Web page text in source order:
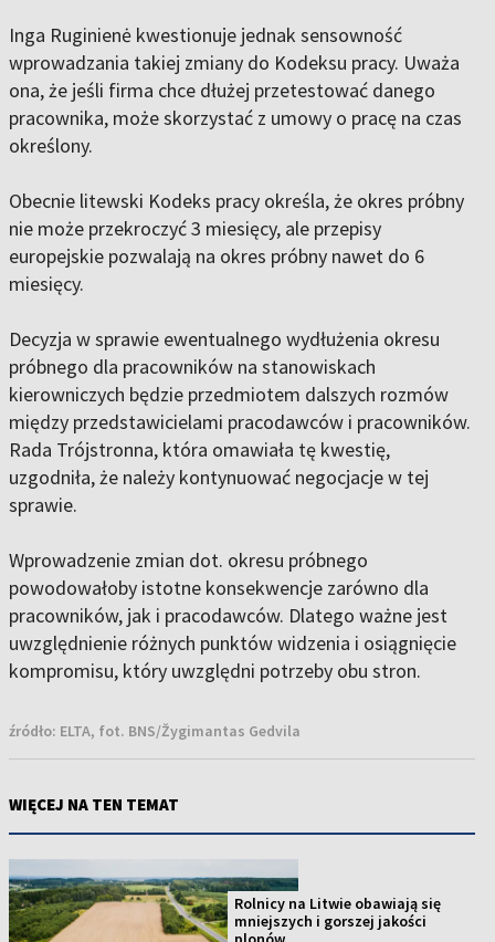
Inga Ruginienė kwestionuje jednak sensowność
wprowadzania takiej zmiany do Kodeksu pracy. Uważa
ona, że jeśli firma chce dłużej przetestować danego
pracownika, może skorzystać z umowy o pracę na czas
określony.
Obecnie litewski Kodeks pracy określa, że okres próbny
nie może przekroczyć 3 miesięcy, ale przepisy
europejskie pozwalają na okres próbny nawet do 6
miesięcy.
Decyzja w sprawie ewentualnego wydłużenia okresu
próbnego dla pracowników na stanowiskach
kierowniczych będzie przedmiotem dalszych rozmów
między przedstawicielami pracodawców i pracowników.
Rada Trójstronna, która omawiała tę kwestię,
uzgodniła, że należy kontynuować negocjacje w tej
sprawie.
Wprowadzenie zmian dot. okresu próbnego
powodowałoby istotne konsekwencje zarówno dla
pracowników, jak i pracodawców. Dlatego ważne jest
uwzględnienie różnych punktów widzenia i osiągnięcie
kompromisu, który uwzględni potrzeby obu stron.
źródło: ELTA, fot. BNS/Žygimantas Gedvila
WIĘCEJ NA TEN TEMAT
Rolnicy na Litwie obawiają się
mniejszych i gorszej jakości